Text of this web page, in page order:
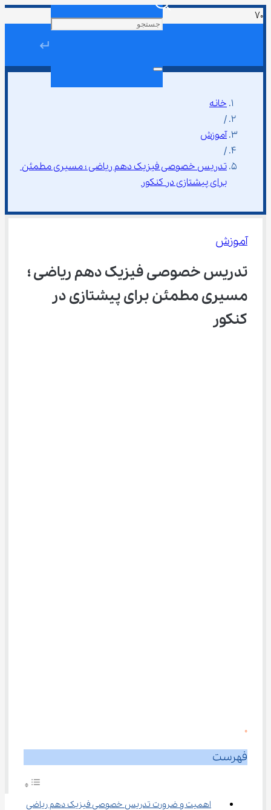
↵
خانه
/
آموزش
/
تدریس خصوصی فیزیک دهم ریاضی ؛ مسیری مطمئن
برای پیشتازی در کنکور
آموزش
تدریس خصوصی فیزیک دهم ریاضی ؛
مسیری مطمئن برای پیشتازی در
کنکور
0
فهرست
اهمیت و ضرورت تدریس خصوصی فیزیک دهم ریاضی